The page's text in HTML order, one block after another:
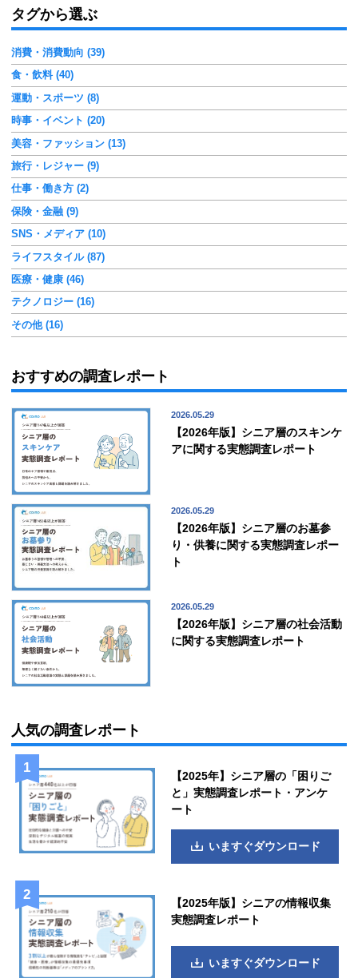
タグから選ぶ
消費・消費動向 (39)
食・飲料 (40)
運動・スポーツ (8)
時事・イベント (20)
美容・ファッション (13)
旅行・レジャー (9)
仕事・働き方 (2)
保険・金融 (9)
SNS・メディア (10)
ライフスタイル (87)
医療・健康 (46)
テクノロジー (16)
その他 (16)
おすすめの調査レポート
【2026年版】シニア層のスキンケ
アに関する実態調査レポート
2026.05.29
【2026年版】シニア層のお墓参
り・供養に関する実態調査レポー
ト
2026.05.29
【2026年版】シニア層の社会活動
に関する実態調査レポート
2026.05.29
人気の調査レポート
【2025年】シニア層の「困りご
と」実態調査レポート・アンケ
ート
いますぐダウンロード
【2025年版】シニアの情報収集
実態調査レポート
いますぐダウンロード